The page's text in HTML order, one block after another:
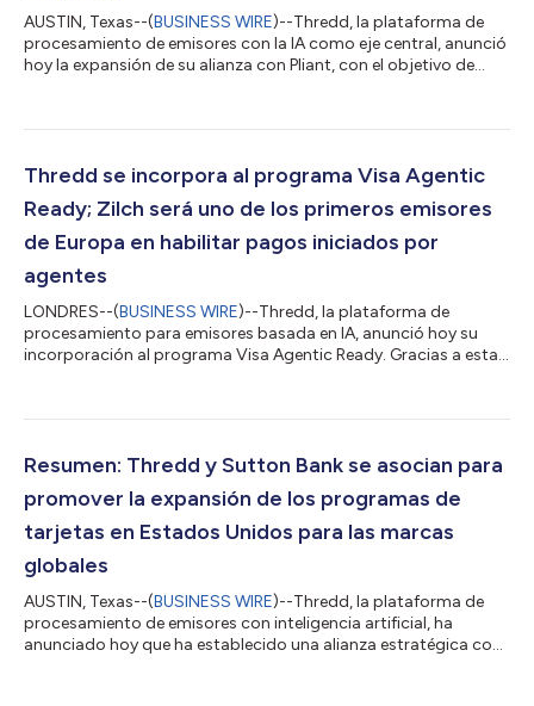
AUSTIN, Texas--(BUSINESS WIRE)--Thredd, la plataforma de
procesamiento de emisores con la IA como eje central, anunció
hoy la expansión de su alianza con Pliant, con el objetivo de
estadounidense. Pliant ofrece a las empresas europeas tarjetas
controles de gasto e integraciones profundas con un
Thredd se incorpora al programa Visa Agentic
Ready; Zilch será uno de los primeros emisores
de Europa en habilitar pagos iniciados por
agentes
LONDRES--(BUSINESS WIRE)--Thredd, la plataforma de
procesamiento para emisores basada en IA, anunció hoy su
incorporación al programa Visa Agentic Ready. Gracias a esta
infraestructura. Zilch, la plataforma de pagos para
plataforma en habilitar esta funcionalidad para los titulares de
sus tarjetas. Como procesador y facilitador, T...
Resumen: Thredd y Sutton Bank se asocian para
promover la expansión de los programas de
tarjetas en Estados Unidos para las marcas
globales
AUSTIN, Texas--(BUSINESS WIRE)--Thredd, la plataforma de
procesamiento de emisores con inteligencia artificial, ha
anunciado hoy que ha establecido una alianza estratégica con